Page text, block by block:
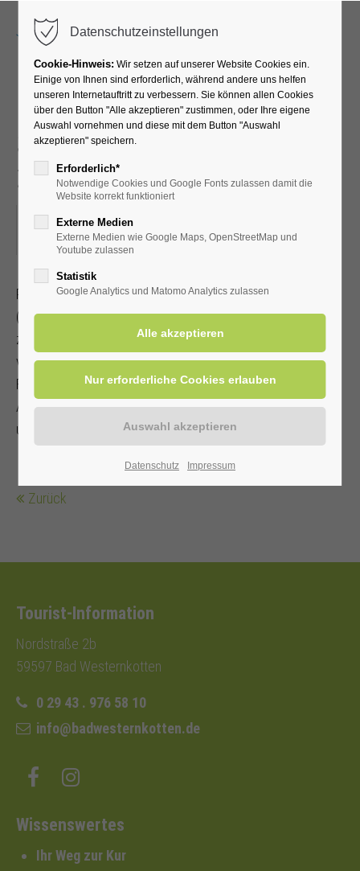
Radwanderung mit dem
SGV -Wadersloh-
zwischendurch Einkehr
07.06.2025, 13:30–18:00
ORT: TREFFPUNKT MARKTPLATZ IN ERWITTE
Radwanderung mit dem Sauerländischen Gebirgsverein
(Streckenlänge 35-50 km)
zwischendurch Einkehr. Jeder Teilnehmer sorgt für ein
verkehrssicheres
Fahrrad mit Ersatzschlauch, Schloss und Werkzeug.
Angepasste Kleidung, Regenschutz
und Fahrradhelm werden empfohlen.
Zurück
Tourist-Information
Nordstraße 2b
59597 Bad Westernkotten
0 29 43 . 976 58 10
info@badwesternkotten.de
Wissenswertes
Ihr Weg zur Kur
Datenschutzeinstellungen
Cookie-Hinweis: Wir setzen auf unserer Website Cookies ein.
Einige von Ihnen sind erforderlich, während andere uns helfen
unseren Internetauftritt zu verbessern. Sie können allen Cookies
über den Button "Alle akzeptieren" zustimmen, oder Ihre eigene
Auswahl vornehmen und diese mit dem Button "Auswahl
akzeptieren" speichern.
Erforderlich*
Notwendige Cookies und Google Fonts zulassen damit die
Website korrekt funktioniert
Externe Medien
Externe Medien wie Google Maps, OpenStreetMap und
Youtube zulassen
Statistik
Google Analytics und Matomo Analytics zulassen
Datenschutz Impressum